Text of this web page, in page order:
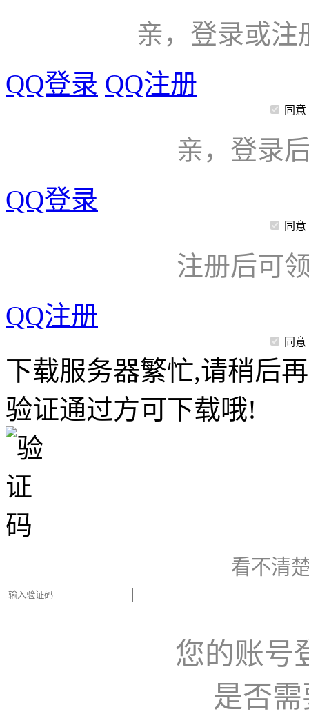
亲，登录或注
QQ登录 QQ注册
同意
亲，登录
QQ登录
同意
注册后可
QQ注册
同意
下载服务器繁忙,请稍后
验证通过方可下载哦!
看不清
您的账号
是否